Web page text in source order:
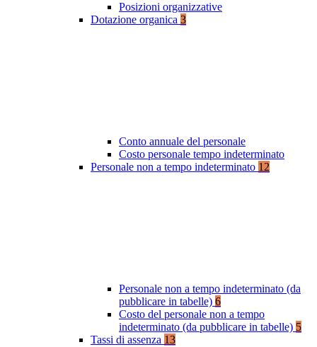
Posizioni organizzative
Dotazione organica 3
Conto annuale del personale
Costo personale tempo indeterminato
Personale non a tempo indeterminato 12
Personale non a tempo indeterminato (da
pubblicare in tabelle) 6
Costo del personale non a tempo
indeterminato (da pubblicare in tabelle) 5
Tassi di assenza 13